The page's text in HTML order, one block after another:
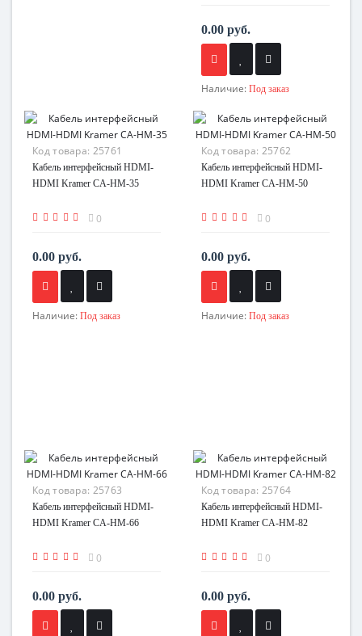
0.00 руб.
Наличие: Под заказ
Код товара: 25761
Кабель интерфейсный HDMI-
HDMI Kramer CA-HM-35
0
0.00 руб.
Наличие: Под заказ
Код товара: 25762
Кабель интерфейсный HDMI-
HDMI Kramer CA-HM-50
0
0.00 руб.
Наличие: Под заказ
Код товара: 25763
Кабель интерфейсный HDMI-
HDMI Kramer CA-HM-66
0
0.00 руб.
Код товара: 25764
Кабель интерфейсный HDMI-
HDMI Kramer CA-HM-82
0
0.00 руб.